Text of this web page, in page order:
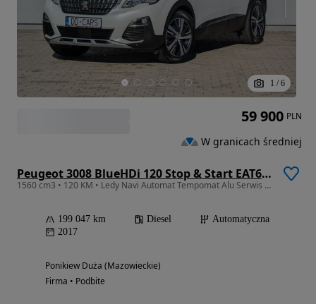
1 / 6
Peugeot 3008 BlueHDi 120 Stop & Start EAT6 Allure
1560 cm3 • 120 KM • Ledy Navi Automat Tempomat Alu Serwis Gwarancja
199 047 km Diesel
Automatyczna
2017
Ponikiew Duża (Mazowieckie)
Firma • Podbite
59 900 PLN
W granicach średniej